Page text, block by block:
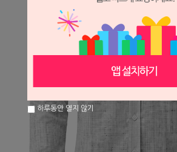
하루동안 열지 않기